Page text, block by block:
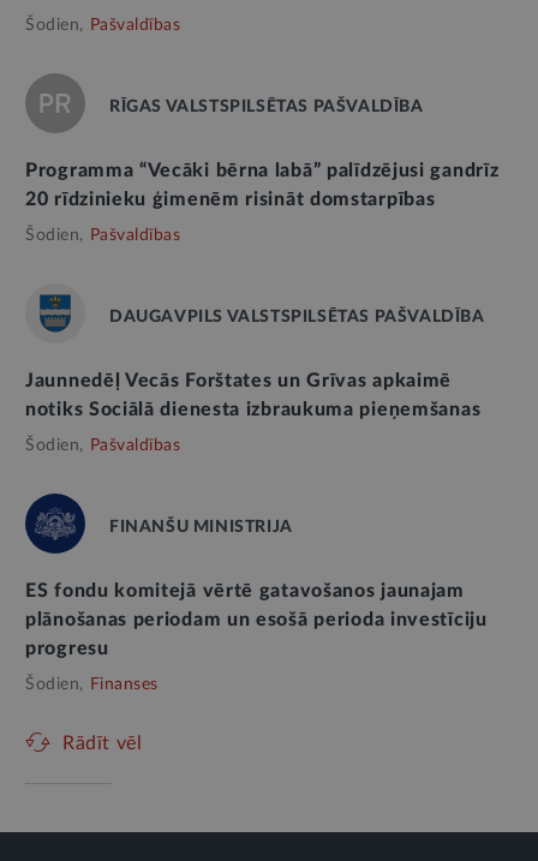
Šodien, Pašvaldības
RĪGAS VALSTSPILSĒTAS PAŠVALDĪBA
Programma “Vecāki bērna labā” palīdzējusi gandrīz
20 rīdzinieku ģimenēm risināt domstarpības
Šodien, Pašvaldības
DAUGAVPILS VALSTSPILSĒTAS PAŠVALDĪBA
Jaunnedēļ Vecās Forštates un Grīvas apkaimē
notiks Sociālā dienesta izbraukuma pieņemšanas
Šodien, Pašvaldības
FINANŠU MINISTRIJA
ES fondu komitejā vērtē gatavošanos jaunajam
plānošanas periodam un esošā perioda investīciju
progresu
Šodien, Finanses
Rādīt vēl